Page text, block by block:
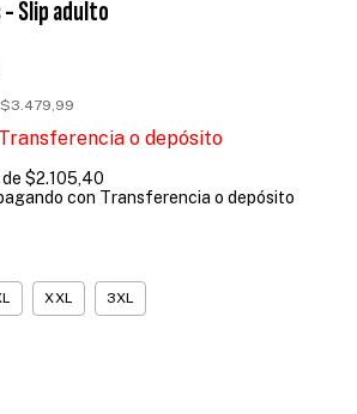
Slip adulto
$3.479,99
Transferencia o depósito
$2.105,40
con Transferencia o depósito
XXL 3XL